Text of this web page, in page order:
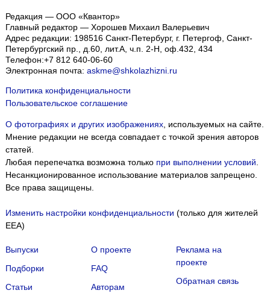
Редакция — ООО «Квантор»
Главный редактор — Хорошев Михаил Валерьевич
Адрес редакции: 198516 Санкт-Петербург, г. Петергоф Санкт-
Петербургский пр., д.60, лит.А, ч.п. 2-Н, оф.432, 434
Телефон:+7 812 640-06-60
Электронная почта: askme@shkolazhizni.ru
Политика конфиденциальности
Пользовательское соглашение
О фотографиях и других изображениях, используемых на сайте.
Мнение редакции не всегда совпадает с точкой зрения авторов
статей.
Любая перепечатка возможна только при выполнении условий
Несанкционированное использование материалов запрещено.
Все права защищены.
Изменить настройки конфиденциальности (только для жителей
EEA)
Выпуски
Подборки
Статьи
О проекте
FAQ
Авторам
Реклама на
проекте
Обратная связь